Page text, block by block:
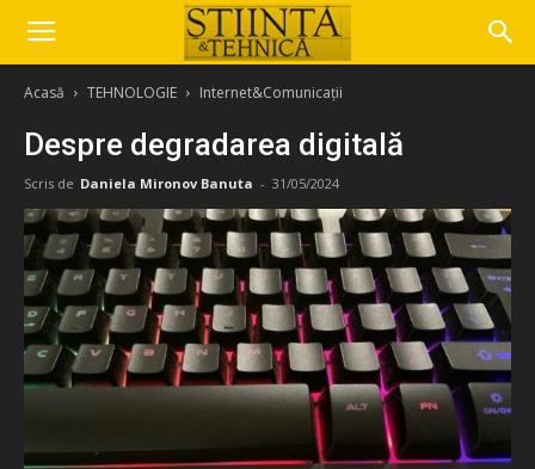
Acasă TEHNOLOGIE Internet&Comunicații
Despre degradarea digitală
Scris de Daniela Mironov Banuta - 31/05/2024